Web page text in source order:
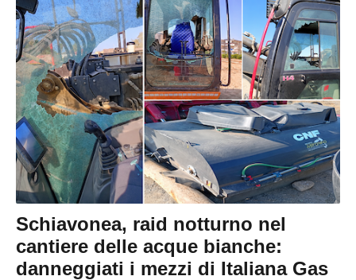
Schiavonea, raid notturno nel
cantiere delle acque bianche:
danneggiati i mezzi di Italiana Gas